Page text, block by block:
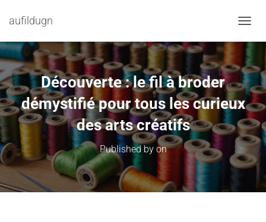
aufildugn
Découverte : le fil à broder
démystifié pour tous les curieux
des arts créatifs
Published by on